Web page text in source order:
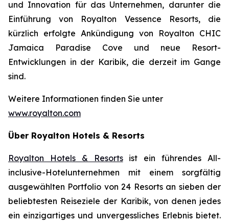
und Innovation für das Unternehmen, darunter die
Einführung von Royalton Vessence Resorts, die
kürzlich erfolgte Ankündigung von Royalton CHIC
Jamaica Paradise Cove und neue Resort-
Entwicklungen in der Karibik, die derzeit im Gange
sind.
Weitere Informationen finden Sie unter
www.royalton.com
Über Royalton Hotels & Resorts
Royalton Hotels & Resortsist ein führendes All-
inclusive-Hotelunternehmen mit einem sorgfältig
ausgewählten Portfolio von 24 Resorts an sieben der
beliebtesten Reiseziele der Karibik, von denen jedes
ein einzigartiges und unvergessliches Erlebnis bietet.